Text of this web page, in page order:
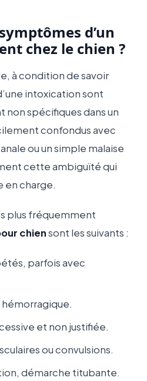
d’un
chez le chien ?
à condition de savoir
intoxication sont
spécifiques dans un
confondus avec
ou un simple malaise
cette ambiguïté qui
en charge.
plus fréquemment
chiensont les suivants :
parfois avec
et non justifiée.
ou convulsions.
démarche titubante.